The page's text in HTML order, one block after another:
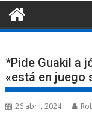
*Pide Guakil a
«está en juego
26 abril, 2024